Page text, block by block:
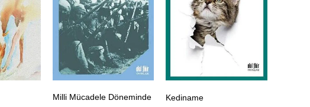
Milli Mücadele Döneminde
Kediname